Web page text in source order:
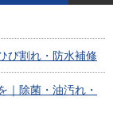
び割れ・防水補修
｜除菌・油汚れ・